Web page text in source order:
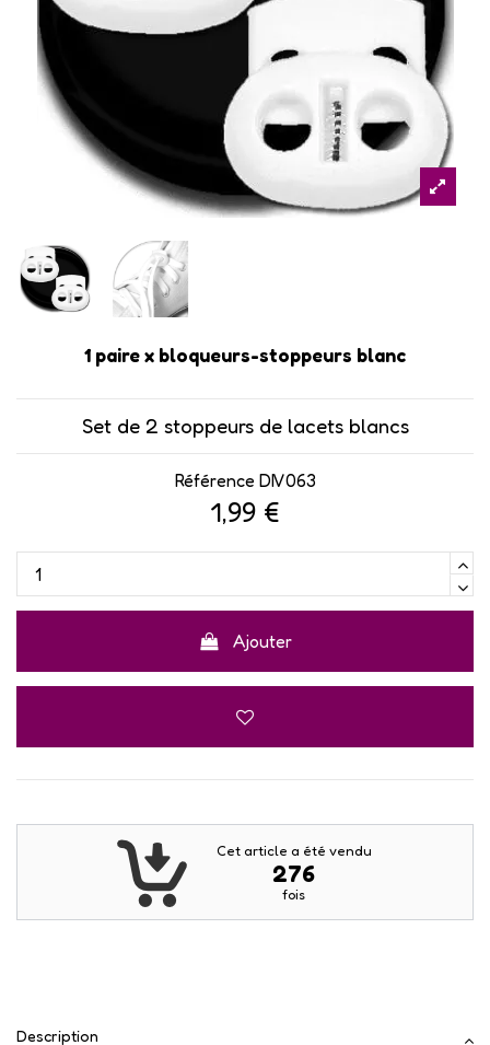
1 paire x bloqueurs-stoppeurs blanc
Set de 2 stoppeurs de lacets blancs
Référence DIV063
1,99 €
Ajouter
Cet article a été vendu
276
fois
Description